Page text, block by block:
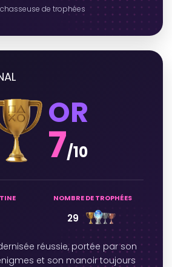
de trophées
OR
7/10
NOMBRE DE TROPHÉES
29
réussie, portée par son
et son manoir toujours